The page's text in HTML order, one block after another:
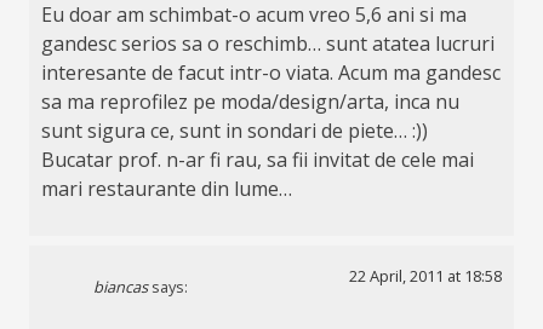
Eu doar am schimbat-o acum vreo 5,6 ani si ma
gandesc serios sa o reschimb… sunt atatea lucruri
interesante de facut intr-o viata. Acum ma gandesc
sa ma reprofilez pe moda/design/arta, inca nu
sunt sigura ce, sunt in sondari de piete… :))
Bucatar prof. n-ar fi rau, sa fii invitat de cele mai
mari restaurante din lume…
biancas says:
22 April, 2011 at 18:58